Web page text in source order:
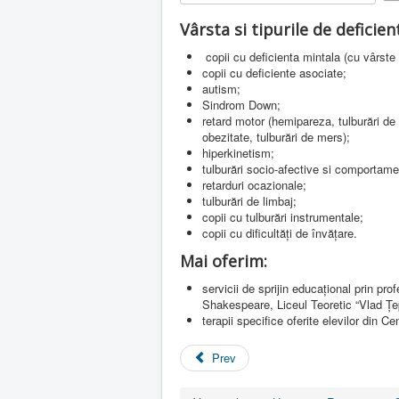
r
R
Vârsta si tipurile de
copii cu deficienta mintala (cu vârste
copii cu deficiente asociate;
autism;
Sindrom Down;
retard motor (hemipareza, tulburări
obezitate, tulburări de mers);
hiperkinetism;
tulburări socio-afective si
retarduri ocazionale;
tulburări de limbaj;
copii cu tulburări instrumentale;
copii cu dificultăți de învățare.
Mai oferim:
servicii de sprijin educațional prin
Shakespeare, Liceul Teoretic “Vlad
terapii specifice oferite elevilor din
Prev